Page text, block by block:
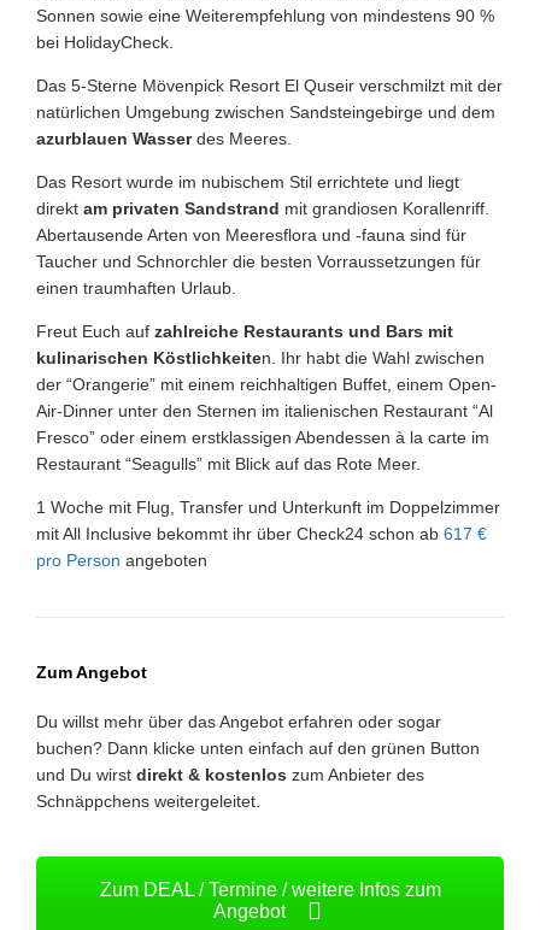
Sonnen sowie eine Weiterempfehlung von mindestens 90 %
bei HolidayCheck.
Das 5-Sterne Mövenpick Resort El Quseir verschmilzt mit der
natürlichen Umgebung zwischen Sandsteingebirge und dem
azurblauen Wasserdes Meeres.
Das Resort wurde im nubischem Stil errichtete und liegt
direkt am privaten Sandstrand mit grandiosen Korallenriff.
Abertausende Arten von Meeresflora und -fauna sind für
Taucher und Schnorchler die besten Vorraussetzungen für
einen traumhaften Urlaub.
Freut Euch auf zahlreiche Restaurants und Bars mit
kulinarischen Köstlichkeiten. Ihr habt die Wahl zwischen
der “Orangerie” mit einem reichhaltigen Buffet, einem Open-
Air-Dinner unter den Sternen im italienischen Restaurant “Al
Fresco” oder einem erstklassigen Abendessen à la carte im
Restaurant “Seagulls” mit Blick auf das Rote Meer.
1 Woche mit Flug, Transfer und Unterkunft im Doppelzimmer
mit All Inclusive bekommt ihr über Check24 schon ab 617 €
pro Person angeboten
Zum Angebot
Du willst mehr über das Angebot erfahren oder sogar
buchen? Dann klicke unten einfach auf den grünen Button
und Du wirst direkt & kostenlos zum Anbieter des
Schnäppchens weitergeleitet.
Zum DEAL / Termine / weitere Infos zum
Angebot